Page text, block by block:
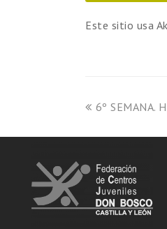
Este sitio usa
6º SEMANA.